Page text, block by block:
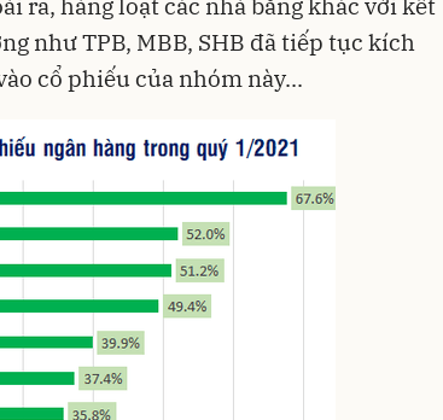
như TPB, MBB, SHB đã tiếp tục kích
cổ phiếu của nhóm này...